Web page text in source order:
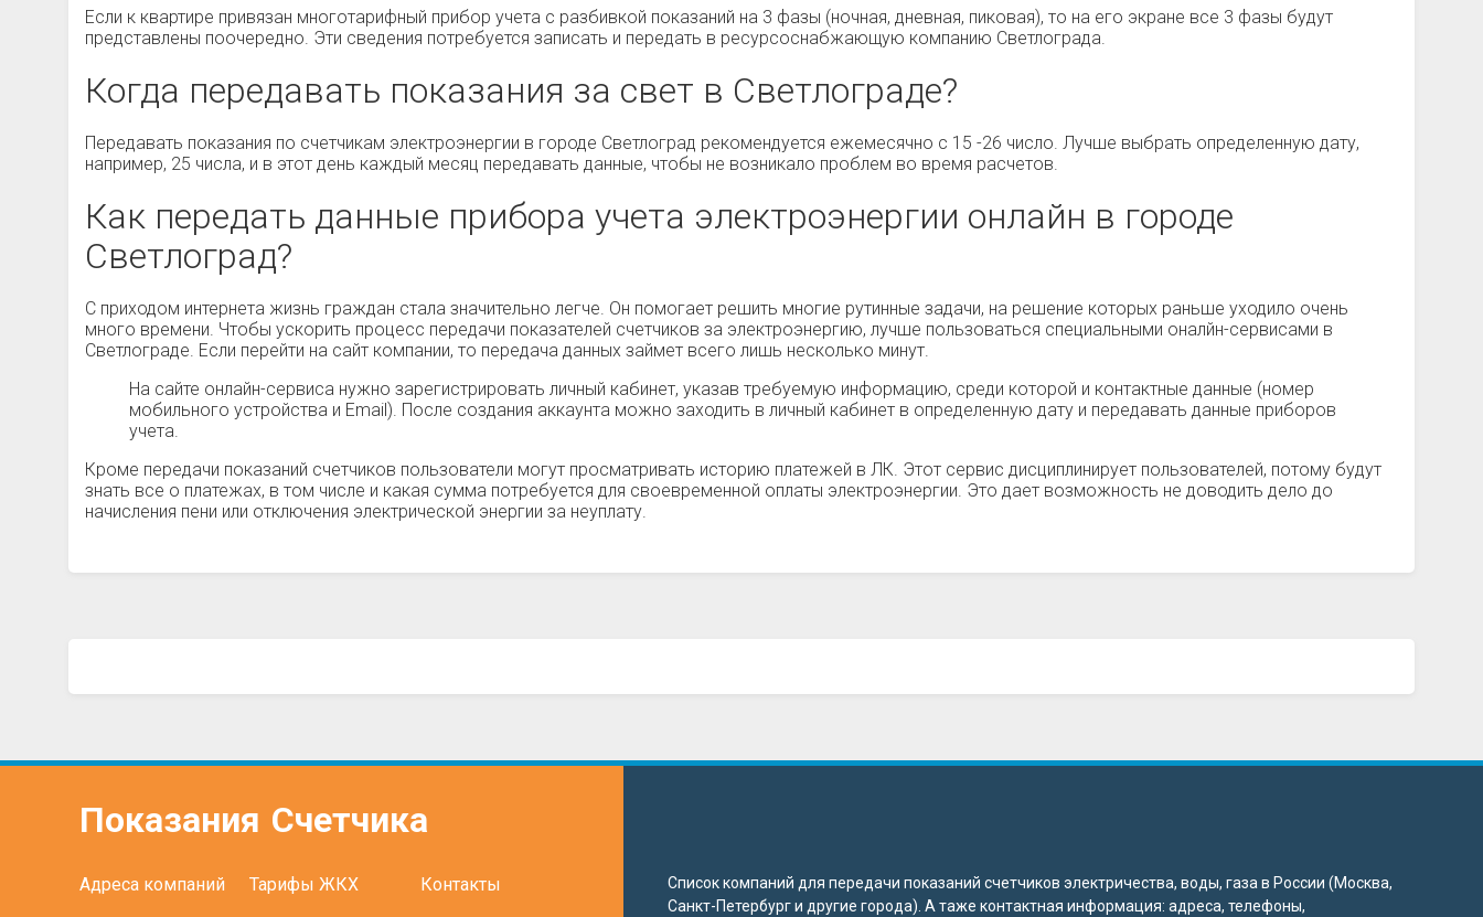
Если к квартире привязан многотарифный прибор учета с разбивкой показаний на 3 фазы (ночная, дневная, пиковая), то на его экране все 3 фазы будут
представлены поочередно. Эти сведения потребуется записать и передать в ресурсоснабжающую компанию Светлограда.
Когда передавать показания за свет в Светлограде?
Передавать показания по счетчикам электроэнергии в городе Светлоград рекомендуется ежемесячно с 15 -26 число. Лучше выбрать определенную дату,
например, 25 числа, и в этот день каждый месяц передавать данные, чтобы не возникало проблем во время расчетов.
Как передать данные прибора учета электроэнергии онлайн в городе
Светлоград?
С приходом интернета жизнь граждан стала значительно легче. Он помогает решить многие рутинные задачи, на решение которых раньше уходило очень
много времени. Чтобы ускорить процесс передачи показателей счетчиков за электроэнергию, лучше пользоваться специальными оналйн-сервисами в
Светлограде. Если перейти на сайт компании, то передача данных займет всего лишь несколько минут.
На сайте онлайн-сервиса нужно зарегистрировать личный кабинет, указав требуемую информацию, среди которой и контактные данные (номер
мобильного устройства и Email). После создания аккаунта можно заходить в личный кабинет в определенную дату и передавать данные приборов
учета.
Кроме передачи показаний счетчиков пользователи могут просматривать историю платежей в ЛК. Этот сервис дисциплинирует пользователей, потому будут
знать все о платежах, в том числе и какая сумма потребуется для своевременной оплаты электроэнергии. Это дает возможность не доводить дело до
начисления пени или отключения электрической энергии за неуплату.
Показания Счетчика
Адреса компаний Тарифы ЖКХ Контакты
Список компаний для передачи показаний счетчиков электричества, воды, газа в России (Москва,
Санкт-Петербург и другие города). А таже контактная информация: адреса, телефоны,